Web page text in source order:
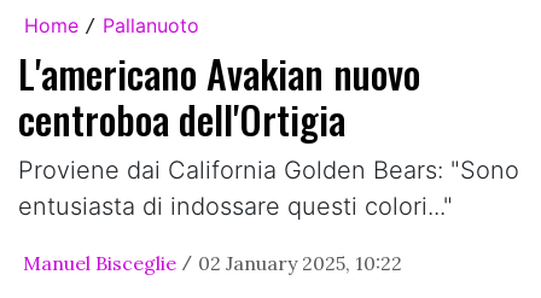
Home / Pallanuoto
L'americano Avakian nuovo
centroboa dell'Ortigia
Proviene dai California Golden Bears: "Sono
entusiasta di indossare questi colori..."
Manuel Bisceglie / 02 January 2025, 10:22